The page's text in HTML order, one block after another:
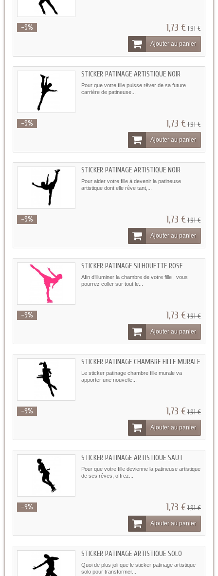
-9% 1,73 € 1,91 €
Ajouter au panier
STICKER PATINAGE ARTISTIQUE NOIR
Pour que votre fille puisse rêver de sa future
carrière de patineuse...
-9% 1,73 € 1,91 €
Ajouter au panier
STICKER PATINAGE ARTISTIQUE NOIR
Pour aider votre fille à devenir la patineuse
artistique dont elle rêve tant,...
-9% 1,73 €1,91 €
Ajouter au panier
STICKER PATINAGE SILHOUETTE ROSE
Afin d’illuminer la chambre de votre fille , vous
pourrez coller sur tout le...
-9% 1,73 €1,91 €
Ajouter au panier
STICKER PATINAGE CHAMBRE FILLE MURALE
Le sticker patinage chambre fille murale va
apporter une nouvelle...
-9% 1,73 €1,91 €
Ajouter au panier
STICKER PATINAGE ARTISTIQUE SAUT
Pour que votre fille devienne la patineuse artistique
de ses rêves, offrez...
-9% 1,73 €1,91 €
Ajouter au panier
STICKER PATINAGE ARTISTIQUE SOLO
Quoi de plus joli que le sticker patinage artistique
solo pour transformer...